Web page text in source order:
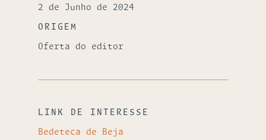
2 de Junho de 2024
ORIGEM
Oferta do editor
LINK DE INTERESSE
Bedeteca de Beja